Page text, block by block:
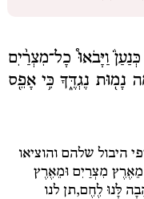
וַיָּבֹאוּ֩ כָל־מִצְרַ֨יִם
נָמ֖וּת נֶגְדֶּ֑ךָ כִּ֥י אָפֵ֖ס
היבול שלהם והוציאו
מִצְרַיִם וּמֵאֶרֶץ
לָּנוּ לֶחֶם,תן לנו